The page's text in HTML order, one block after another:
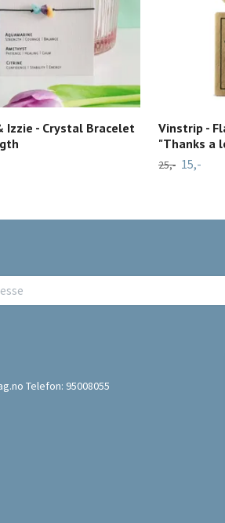
Izzie - Crystal Bracelet
Vinstrip -
"Thanks a
25,- 15,-
Telefon: 95008055